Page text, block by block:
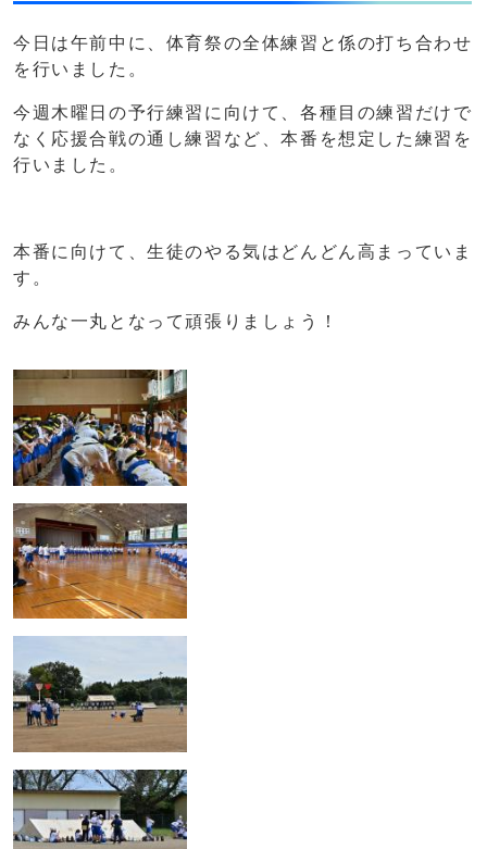
今日は午前中に、体育祭の全体練習と係の打ち合わせ
を行いました。
今週木曜日の予行練習に向けて、各種目の練習だけで
なく応援合戦の通し練習など、本番を想定した練習を
行いました。
本番に向けて、生徒のやる気はどんどん高まっていま
す。
みんな一丸となって頑張りましょう！